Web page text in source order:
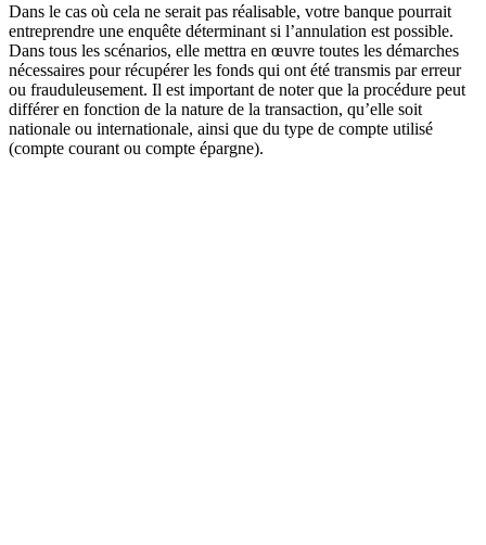
Dans le cas où cela ne serait pas réalisable, votre banque pourrait
entreprendre une enquête déterminant si l’annulation est possible.
Dans tous les scénarios, elle mettra en œuvre toutes les démarches
nécessaires pour récupérer les fonds qui ont été transmis par erreur
ou frauduleusement. Il est important de noter que la procédure peut
différer en fonction de la nature de la transaction, qu’elle soit
nationale ou internationale, ainsi que du type de compte utilisé
(compte courant ou compte épargne).